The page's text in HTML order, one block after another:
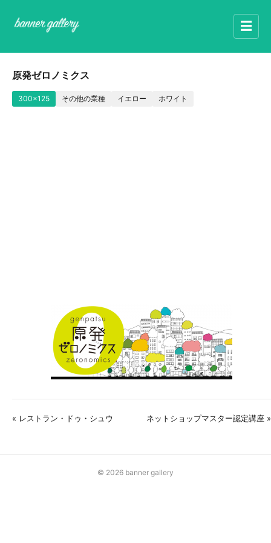
☰
原発ゼロノミクス
300x125 その他の業種 イエロー ホワイト
« レストラン・ドゥ・シュウ ネットショップマスター認定講座 »
© 2026 banner gallery